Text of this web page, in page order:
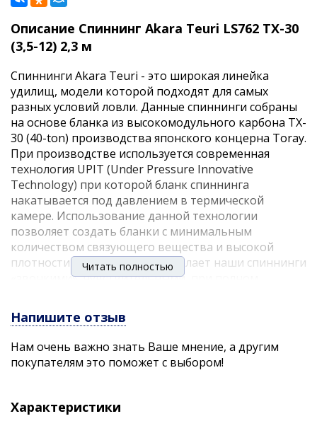
Описание Спиннинг Akara Teuri LS762 TX-30
(3,5-12) 2,3 м
Спиннинги Akara Teuri - это широкая линейка
удилищ, модели которой подходят для самых
разных условий ловли. Данные спиннинги собраны
на основе бланка из высокомодульного карбона TX-
30 (40-ton) производства японского концерна Toray.
При производстве используется современная
технология UPIT (Under Pressure Innovative
Technology) при которой бланк спиннинга
накатывается под давлением в термической
камере. Использование данной технологии
позволяет создать бланки с минимальным
количеством связующего вещества и высокой
плотности скручивания. Это делает наши спиннинги
«звонкими», чувствительными, при полном
удилища имеют разнесенную рукоять
эргономичной формы из материала EVA, которая
обеспечивает уверенный хват даже в дождливую
погоду, также этот материал обладает практически
нулевой теплопроводностью и высокой
исключит появление «люфтов» катушки во время
Читать полностью
Напишите отзыв
Нам очень важно знать Ваше мнение, а другим
покупателям это поможет с выбором!
Характеристики